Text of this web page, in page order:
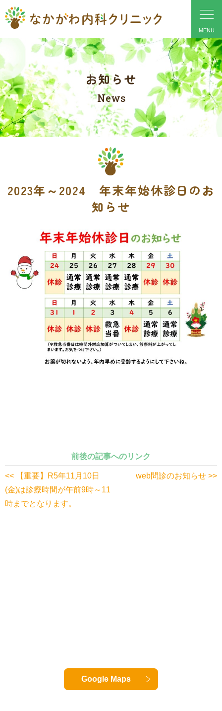
お知らせ
News
2023年～2024 年末年始休診日のお
知らせ
前後の記事へのリンク
<< 【重要】R5年11月10日
(金)は診療時間が午前9時～11
時までとなります。
web問診のお知らせ >>
Google Maps